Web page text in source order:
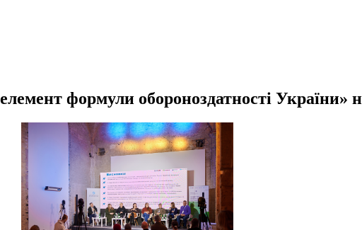
формули обороноздатності України»